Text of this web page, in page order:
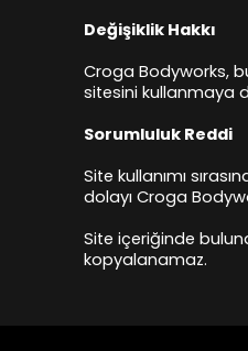
Değişiklik Hakkı
Croga Bodyworks,
sitesini kullanmaya
Sorumluluk Reddi
Site kullanımı
dolayı Croga
Site içeriğinde
kopyalanamaz.